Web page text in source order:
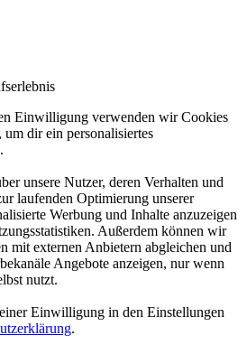
Einwilligung verwenden wir Cookies
dir ein personalisiertes
unsere Nutzer, deren Verhalten und
laufenden Optimierung unserer
Werbung und Inhalte anzuzeigen
Außerdem können wir
mit externen Anbietern abgleichen und
Angebote anzeigen, nur wenn
nutzt.
Einwilligung in den Einstellungen
.